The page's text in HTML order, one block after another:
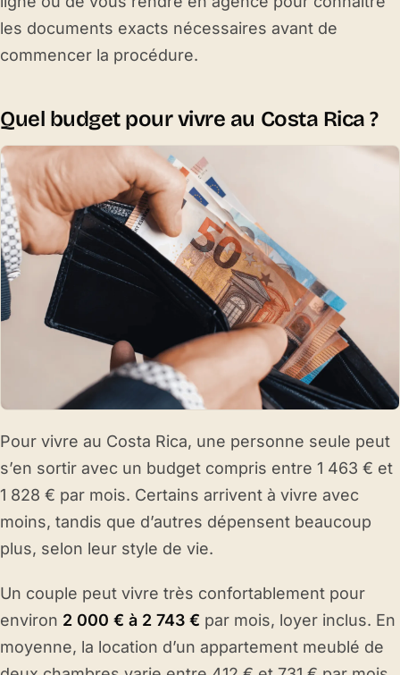
les documents exacts nécessaires avant de
commencer la procédure.
Quel budget pour vivre au Costa Rica ?
Pour vivre au Costa Rica, une personne seule peut
s’en sortir avec un budget compris entre 1 463 € et
1 828 € par mois. Certains arrivent à vivre avec
moins, tandis que d’autres dépensent beaucoup
plus, selon leur style de vie.
Un couple peut vivre très confortablement pour
environ 2 000 € à 2 743 € par mois, loyer inclus. En
moyenne, la location d’un appartement meublé de